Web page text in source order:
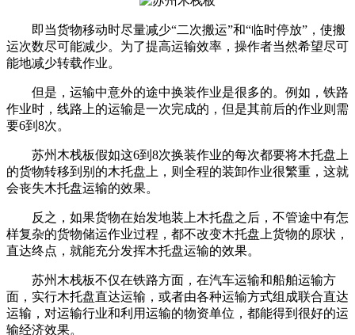
即当货物移动时尽量减少“二次搬运”和“临时停放”，使搬
运次数尽可能减少。为了提高运输效率，操作者当然希望尽可
能地减少转载作业。
但是，运输中意外的途中换装作业是很多的。例如，铁路
作业时，线路上的运输是一次完成的，但是其前后的作业则需
要6到8次。
苏州木栈板假如这6到8次换装作业的每次都要将木托盘上
的货物转移到别的木托盘上，则全程的装卸作业很繁重，这就
会丧失木托盘运输的效果。
反之，如果货物在始发地装上木托盘之后，不管途中有怎
样复杂的货物储运作业过程，都不改变木托盘上货物的原状，
直达终点，就能充分发挥木托盘运输的效果。
苏州木栈板不仅在铁路方面，在汽车运输和船舶运输方
面，实行木托盘直达运输，或者由各种运输方式组成联合直达
运输，对运输行业和利用运输的物资单位，都能得到很好的运
输经济效果。